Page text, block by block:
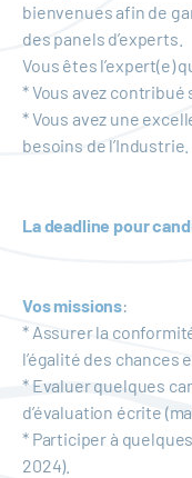
bienvenues afin de
des panels d’experts.
Vous êtes l’expert(e)
* Vous avez
* Vous avez une
besoins de l’Industrie.
La deadline pour
Vos missions:
* Assurer la
l’égalité des chances
* Evaluer quelques
d’évaluation écrite
* Participer à
2024).